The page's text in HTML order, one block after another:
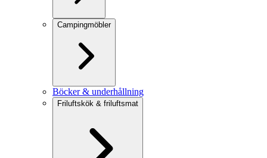
Campingmöbler
Böcker & underhållning
Friluftskök & friluftsmat